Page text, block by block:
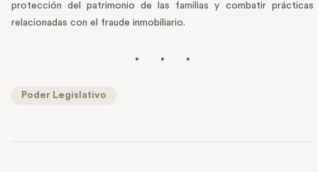
protección del patrimonio de las familias y combatir prácticas
relacionadas con el fraude inmobiliario.
Poder Legislativo